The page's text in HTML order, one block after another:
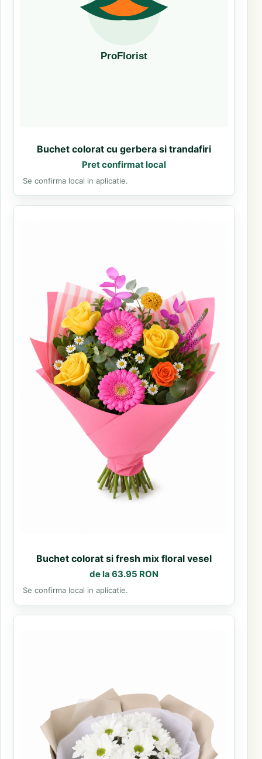
Buchet colorat cu gerbera si trandafiri
Pret confirmat local
Se confirma local in aplicatie.
Buchet colorat si fresh mix floral vesel
de la 63.95 RON
Se confirma local in aplicatie.